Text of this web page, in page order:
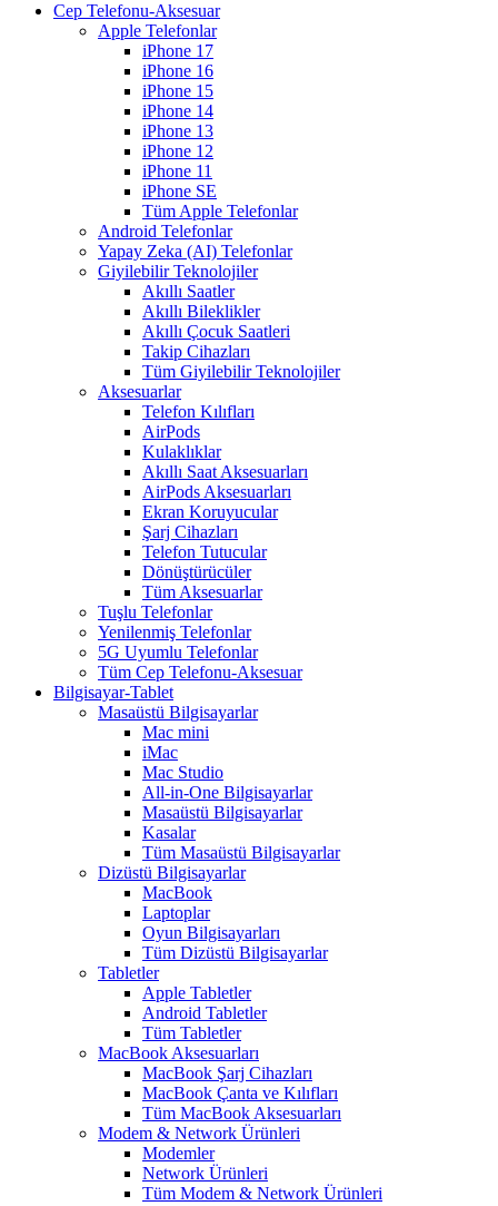
Cep Telefonu-Aksesuar
Apple Telefonlar
iPhone 17
iPhone 16
iPhone 15
iPhone 14
iPhone 13
iPhone 12
iPhone 11
iPhone SE
Tüm Apple Telefonlar
Android Telefonlar
Yapay Zeka (AI) Telefonlar
Giyilebilir Teknolojiler
Akıllı Saatler
Akıllı Bileklikler
Akıllı Çocuk Saatleri
Takip Cihazları
Tüm Giyilebilir Teknolojiler
Aksesuarlar
Telefon Kılıfları
AirPods
Kulaklıklar
Akıllı Saat Aksesuarları
AirPods Aksesuarları
Ekran Koruyucular
Şarj Cihazları
Telefon Tutucular
Dönüştürücüler
Tüm Aksesuarlar
Tuşlu Telefonlar
Yenilenmiş Telefonlar
5G Uyumlu Telefonlar
Tüm Cep Telefonu-Aksesuar
Bilgisayar-Tablet
Masaüstü Bilgisayarlar
Mac mini
iMac
Mac Studio
All-in-One Bilgisayarlar
Masaüstü Bilgisayarlar
Kasalar
Tüm Masaüstü Bilgisayarlar
Dizüstü Bilgisayarlar
MacBook
Laptoplar
Oyun Bilgisayarları
Tüm Dizüstü Bilgisayarlar
Tabletler
Apple Tabletler
Android Tabletler
Tüm Tabletler
MacBook Aksesuarları
MacBook Şarj Cihazları
MacBook Çanta ve Kılıfları
Tüm MacBook Aksesuarları
Modem & Network Ürünleri
Modemler
Network Ürünleri
Tüm Modem & Network Ürünleri